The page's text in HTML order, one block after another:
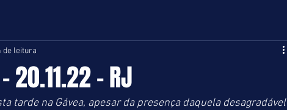
- 20.11.22 - RJ
de leitura
tarde na Gávea, apesar da presença daquela desagradável